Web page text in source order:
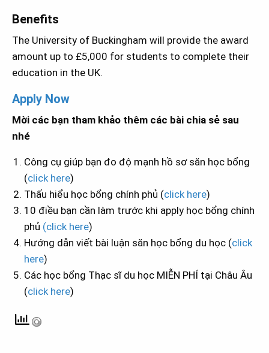
Benefits
The University of Buckingham will provide the award
amount up to £5,000 for students to complete their
education in the UK.
Apply Now
Mời các bạn tham khảo thêm các bài chia sẻ sau
nhé
Công cụ giúp bạn đo độ mạnh hồ sơ săn học bổng
(click here)
Thấu hiểu học bổng chính phủ (click here)
10 điều bạn cần làm trước khi apply học bổng chính
phủ (click here)
Hướng dẫn viết bài luận săn học bổng du học (click
here)
Các học bổng Thạc sĩ du học MIỄN PHÍ tại Châu Âu
(click here)